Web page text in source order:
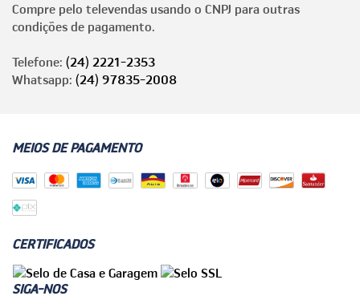
Compre pelo televendas usando o CNPJ para outras
condições de pagamento.
Telefone: (24) 2221-2353
Whatsapp: (24) 97835-2008
MEIOS DE PAGAMENTO
CERTIFICADOS
SIGA-NOS